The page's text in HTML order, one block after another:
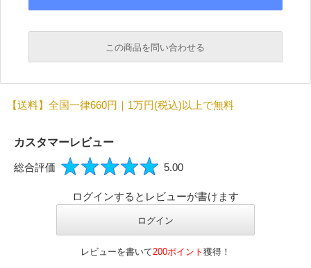
この商品を問い合わせる
【送料】全国一律660円｜1万円(税込)以上で無料
カスタマーレビュー
総合評価 5.00
ログインするとレビューが書けます
レビューを書いて200ポイント 獲得！